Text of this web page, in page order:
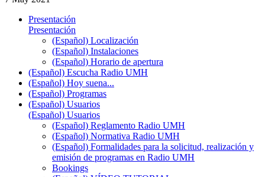
Presentación
Presentación
(Español) Localización
(Español) Instalaciones
(Español) Horario de apertura
(Español) Escucha Radio UMH
(Español) Hoy suena...
(Español) Programas
(Español) Usuarios
(Español) Usuarios
(Español) Reglamento Radio UMH
(Español) Normativa Radio UMH
(Español) Formalidades para la solicitud, realización y
emisión de programas en Radio UMH
Bookings